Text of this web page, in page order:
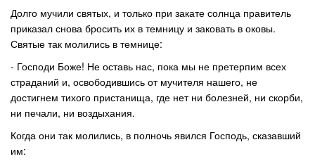
Долго мучили святых, и только при закате солнца правитель
приказал снова бросить их в темницу и заковать в оковы.
Святые так молились в темнице:
- Господи Боже! Не оставь нас, пока мы не претерпим всех
страданий и, освободившись от мучителя нашего, не
достигнем тихого пристанища, где нет ни болезней, ни скорби,
ни печали, ни воздыхания.
Когда они так молились, в полночь явился Господь, сказавший
им: